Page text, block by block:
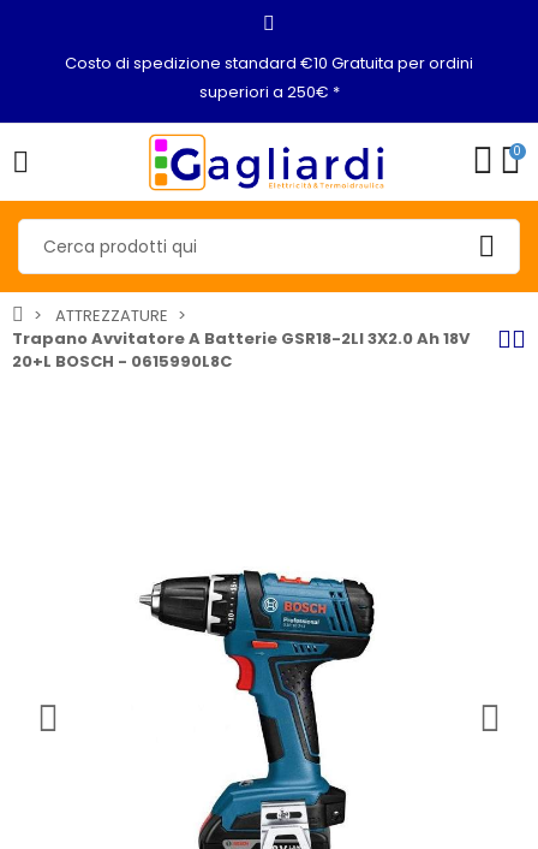
Costo di spedizione standard €10 Gratuita per ordini
superiori a 250€ *
0
ATTREZZATURE
Trapano Avvitatore A Batterie GSR18-2LI 3X2.0 Ah 18V
20+L BOSCH - 0615990L8C